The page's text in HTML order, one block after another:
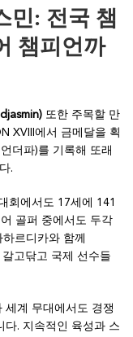
민: 전국 챔
챔피언까
또한 주목할 만
XVIII에서 금메달을 획
더파)를 기록해 또래
.
회에서도 17세에 141
골퍼 중에서도 두각
르디카와 함께
고닦고 국제 선수들
세계 무대에서도 경쟁
다. 지속적인 육성과 스